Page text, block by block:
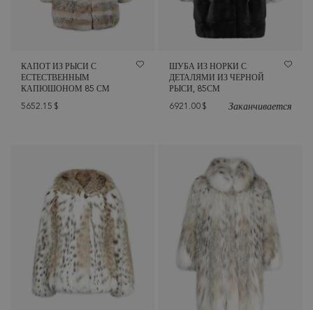
КАПОТ ИЗ РЫСИ С
ЕСТЕСТВЕННЫМ
КАПЮШОНОМ 85 СМ
5652.15 $
ШУБА ИЗ НОРКИ С
ДЕТАЛЯМИ ИЗ ЧЕРНОЙ
РЫСИ, 85СМ
6921.00 $ Заканчивается